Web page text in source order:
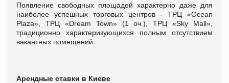
Появление свободных площадей характерно даже для
наиболее успешных торговых центров - ТРЦ «Ocean
Plaza», ТРЦ «Dream Town» (1 оч.), ТРЦ «Sky Mall»,
традиционно характеризующихся полным отсутствием
вакантных помещений.
Арендные ставки в Киеве